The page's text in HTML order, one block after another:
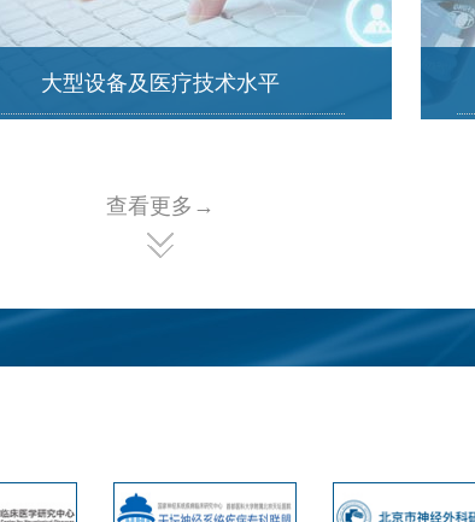
大型设备及医疗技术水平
查看更多→